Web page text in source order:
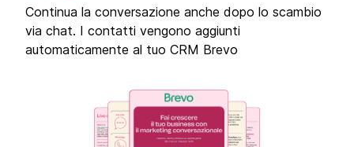
Continua la conversazione anche dopo lo scambio
via chat. I contatti vengono aggiunti
automaticamente al tuo CRM Brevo